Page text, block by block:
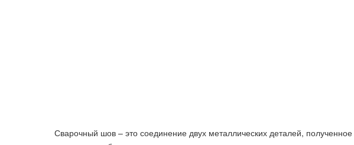
Сварочный шов – это соединение двух металлических деталей,